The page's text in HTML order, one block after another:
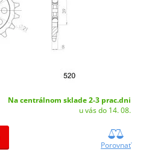
Na centrálnom sklade 2-3 prac.dni
u vás do 14. 08.
Porovnať